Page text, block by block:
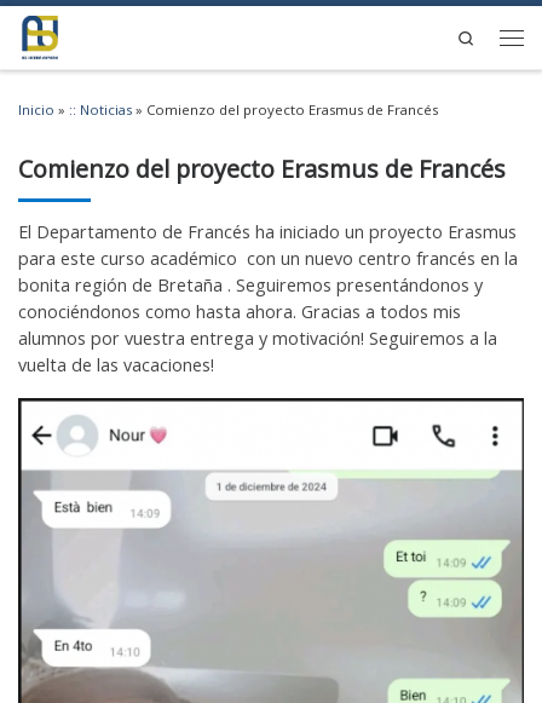
Saltar al contenido
Search
Inicio » :: Noticias » Comienzo del proyecto Erasmus de Francés
Comienzo del proyecto Erasmus de Francés
El Departamento de Francés ha iniciado un proyecto Erasmus
para este curso académico con un nuevo centro francés en la
bonita región de Bretaña . Seguiremos presentándonos y
conociéndonos como hasta ahora. Gracias a todos mis
alumnos por vuestra entrega y motivación! Seguiremos a la
vuelta de las vacaciones!